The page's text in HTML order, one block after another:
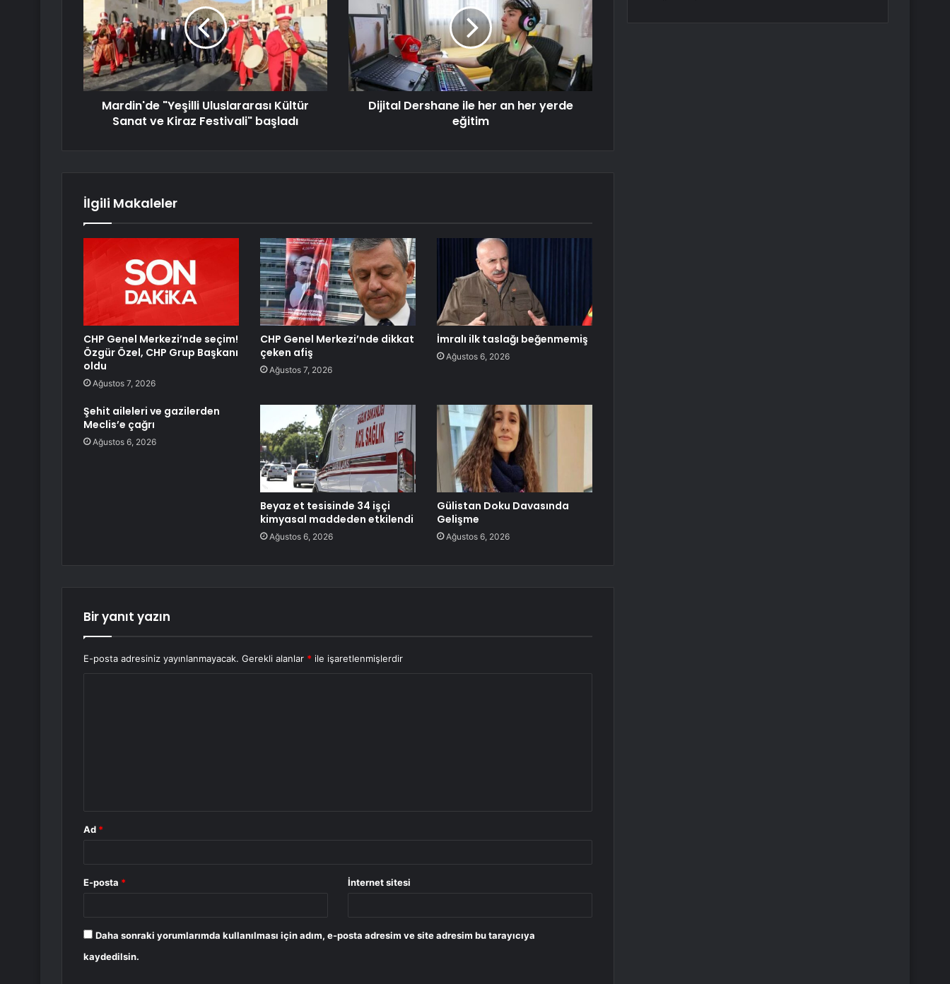
Mardin'de "Yeşilli Uluslararası Kültür
Sanat ve Kiraz Festivali" başladı
Dijital Dershane ile her an her yerde
eğitim
İlgili Makaleler
CHP Genel Merkezi’nde seçim!
Özgür Özel, CHP Grup Başkanı
oldu
Ağustos 7, 2026
CHP Genel Merkezi’nde dikkat
çeken afiş
Ağustos 7, 2026
İmralı ilk taslağı beğenmemiş
Ağustos 6, 2026
Şehit aileleri ve gazilerden
Meclis’e çağrı
Ağustos 6, 2026
Beyaz et tesisinde 34 işçi
kimyasal maddeden etkilendi
Ağustos 6, 2026
Gülistan Doku Davasında
Gelişme
Ağustos 6, 2026
Bir yanıt yazın
E-posta adresiniz yayınlanmayacak. Gerekli alanlar * ile işaretlenmişlerdir
Ad *
E-posta * İnternet sitesi
Daha sonraki yorumlarımda kullanılması için adım, e-posta adresim ve site adresim bu tarayıcıya
kaydedilsin.